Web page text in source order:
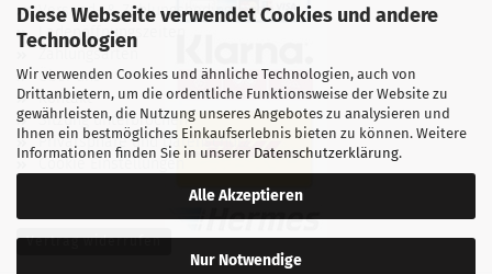
Diese Webseite verwendet Cookies und andere
Technologien
Wir verwenden Cookies und ähnliche Technologien, auch von
Drittanbietern, um die ordentliche Funktionsweise der Website zu
gewährleisten, die Nutzung unseres Angebotes zu analysieren und
Ihnen ein bestmögliches Einkaufserlebnis bieten zu können. Weitere
Informationen finden Sie in unserer Datenschutzerklärung.
Alle Akzeptieren
Nur Notwendige
Versand- & Zahlungsbedingungen
Ladenöffnungszeiten
Zahlungsarten
Über uns
Kontakt
Sitzung unterbrochen
Privatsphäre und Datenschutz
Cookie Einstellungen
Vertrag widerrufen